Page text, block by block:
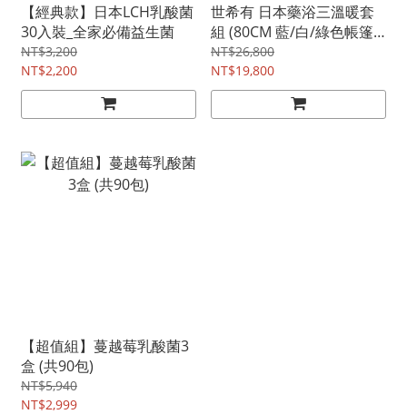
【經典款】日本LCH乳酸菌
30入裝_全家必備益生菌
NT$3,200
NT$2,200
世希有 日本藥浴三溫暖套
組 (80CM 藍/白/綠色帳篷
組)+12包藥草
NT$26,800
NT$19,800
【超值組】蔓越莓乳酸菌3
盒 (共90包)
NT$5,940
NT$2,999